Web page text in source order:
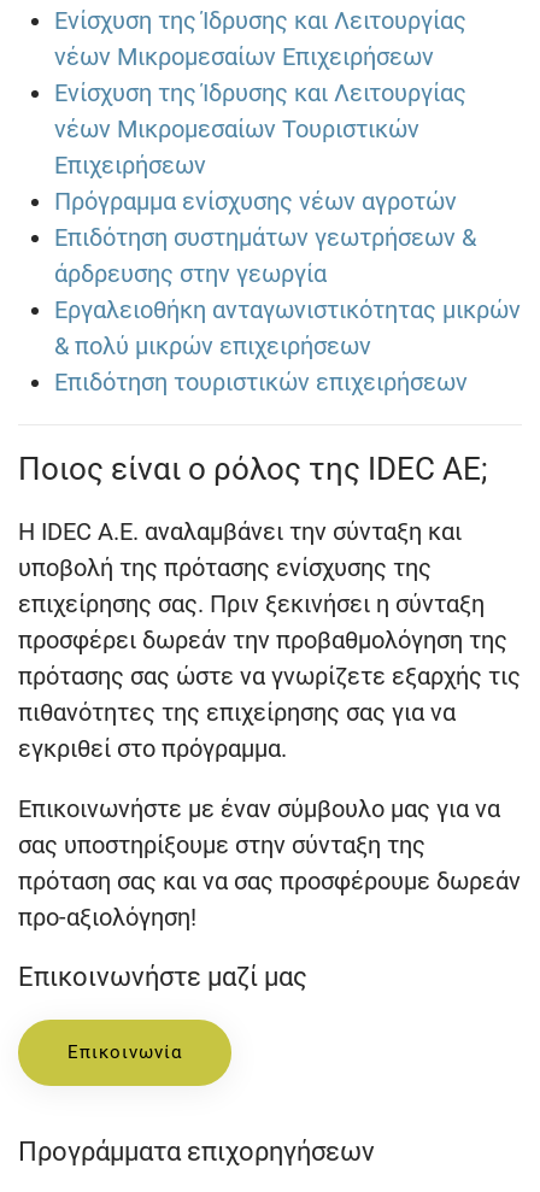
Ενίσχυση της Ίδρυσης και Λειτουργίας
νέων Μικρομεσαίων Επιχειρήσεων
Ενίσχυση της Ίδρυσης και Λειτουργίας
νέων Μικρομεσαίων Τουριστικών
Επιχειρήσεων
Πρόγραμμα ενίσχυσης νέων αγροτών
Επιδότηση συστημάτων γεωτρήσεων &
άρδρευσης στην γεωργία
Εργαλειοθήκη ανταγωνιστικότητας μικρών
& πολύ μικρών επιχειρήσεων
Επιδότηση τουριστικών επιχειρήσεων
Ποιος είναι ο ρόλος της IDEC AE;
Η IDEC A.E. αναλαμβάνει την σύνταξη και
υποβολή της πρότασης ενίσχυσης της
επιχείρησης σας. Πριν ξεκινήσει η σύνταξη
προσφέρει δωρεάν την προβαθμολόγηση της
πρότασης σας ώστε να γνωρίζετε εξαρχής τις
πιθανότητες της επιχείρησης σας για να
εγκριθεί στο πρόγραμμα.
Επικοινωνήστε με έναν σύμβουλο μας για να
σας υποστηρίξουμε στην σύνταξη της
πρόταση σας και να σας προσφέρουμε δωρεάν
προ-αξιολόγηση!
Επικοινωνήστε μαζί μας
Επικοινωνία
Προγράμματα επιχορηγήσεων